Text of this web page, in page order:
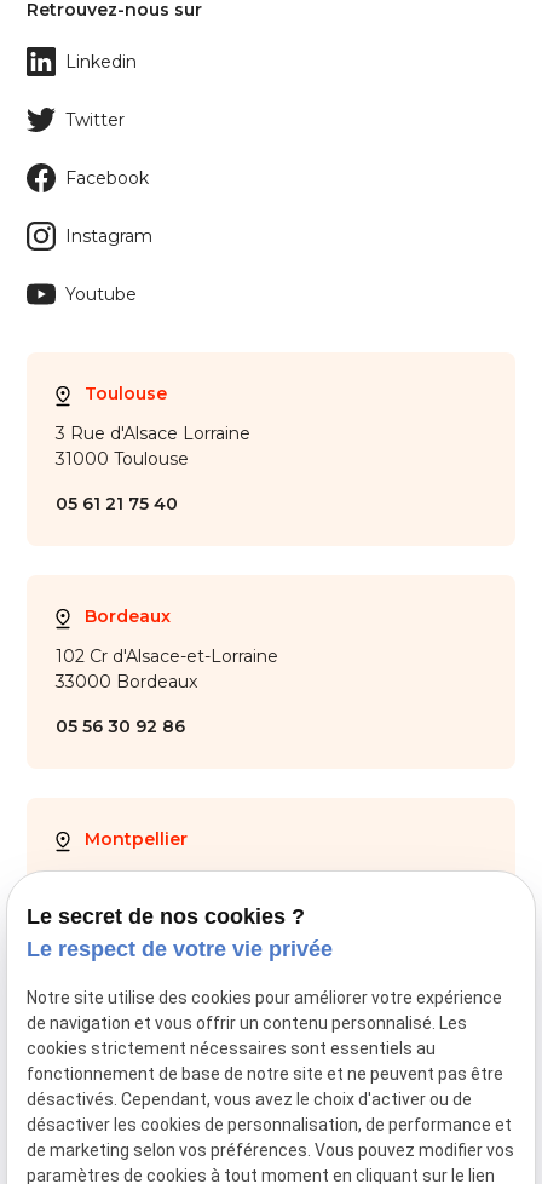
Retrouvez-nous sur
Linkedin
Twitter
Facebook
Instagram
Youtube
Toulouse
3 Rue d'Alsace Lorraine
31000 Toulouse
05 61 21 75 40
Bordeaux
102 Cr d'Alsace-et-Lorraine
33000 Bordeaux
05 56 30 92 86
Montpellier
28 Av. de Maurin
34000 Montpellier
04 67 59 70 05
SIRET :44034651800028
Mentions légales
Le secret de nos cookies ?
Le respect de votre vie privée
Notre site utilise des cookies pour améliorer votre expérience
de navigation et vous offrir un contenu personnalisé. Les
cookies strictement nécessaires sont essentiels au
fonctionnement de base de notre site et ne peuvent pas être
désactivés. Cependant, vous avez le choix d'activer ou de
désactiver les cookies de personnalisation, de performance et
de marketing selon vos préférences. Vous pouvez modifier vos
paramètres de cookies à tout moment en cliquant sur le lien